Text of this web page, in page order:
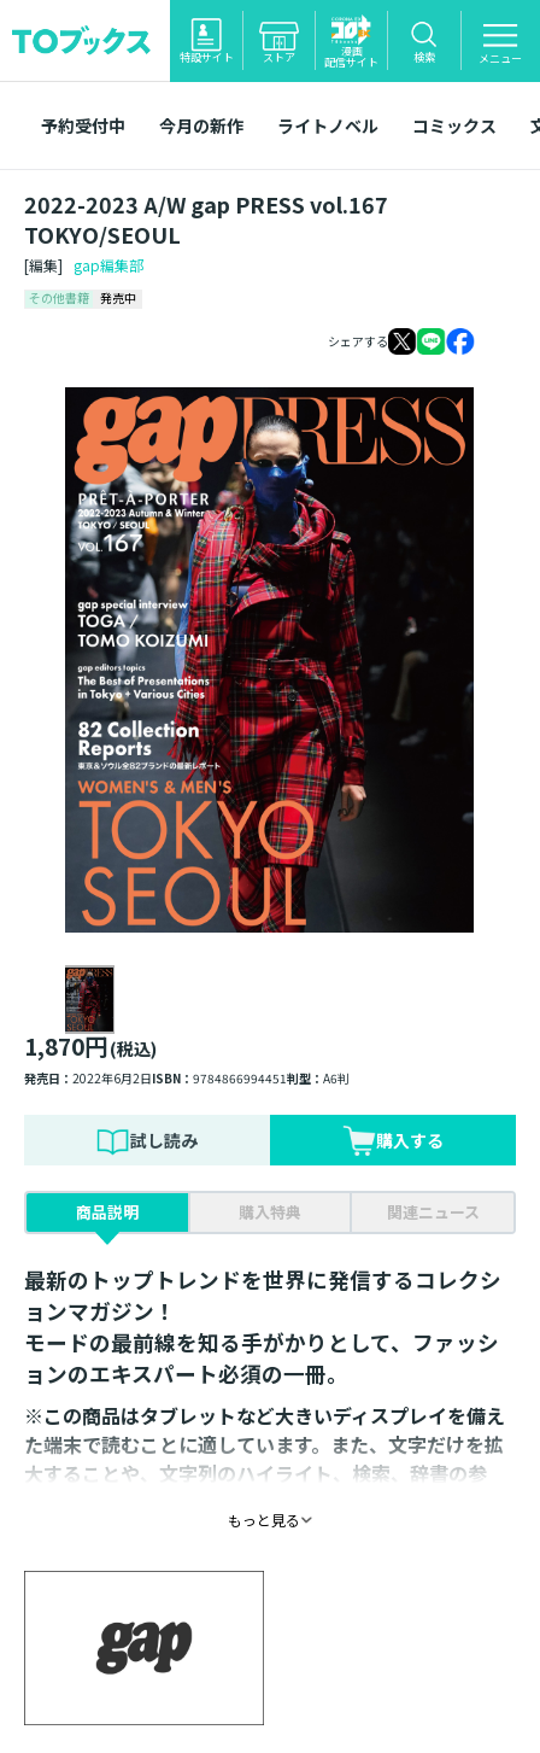
特設サイト ストア 漫画
配信サイト 検索 メニュー
予約受付中 今月の新作 ライトノベル コミックス
2022-2023 A/W gap PRESS vol.167
TOKYO/SEOUL
[編集] gap編集部
その他書籍 発売中
シェアする
1,870円(税込)
発売日： 2022年6月2日ISBN： 9784866994451判型： A6判
試し読み 購入する
商品説明 購入特典 関連ニュース
最新のトップトレンドを世界に発信するコレクシ
ョンマガジン！
モードの最前線を知る手がかりとして、ファッシ
ョンのエキスパート必須の一冊。
※この商品はタブレットなど大きいディスプレイを備え
た端末で読むことに適しています。また、文字だけを拡
大することや、文字列のハイライト、検索、辞書の参
【内容】
レクションマガジン。気鋭の新進デザイナーから伝統あ
もっと見る